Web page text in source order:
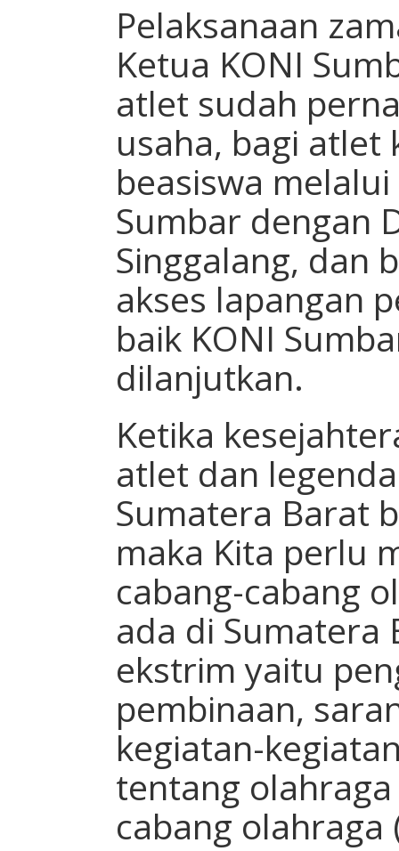
Pelaksanaan
Ketua KONI
atlet sudah
usaha, bagi
beasiswa
Sumbar dengan
Singgalang, dan
akses lapangan
baik KONI
dilanjutkan.
Ketika
atlet dan
Sumatera Barat
maka Kita perlu
cabang-cabang
ada di Sumatera
ekstrim yaitu
pembinaan,
kegiatan-
tentang
cabang olahraga